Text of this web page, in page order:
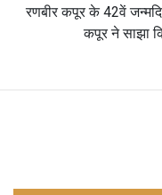
रणबीर कपूर के 42वें
कपूर ने साझा